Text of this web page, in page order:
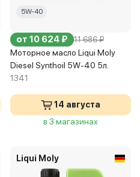
5W-40
от 10 624 ₽ 11 686 ₽
Моторное масло Liqui Moly
Diesel Synthoil 5W-40 5л.
1341
14 августа
в 3 магазинах
Liqui Moly